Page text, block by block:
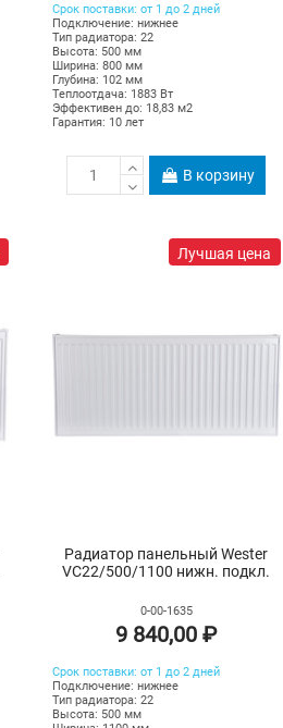
Срок поставки: от 1 до 2 дней
Подключение: нижнее
Тип радиатора: 22
Высота: 500 мм
Ширина: 800 мм
Глубина: 102 мм
Теплоотдача: 1883 Вт
Эффективен до: 18,83 м2
Гарантия: 10 лет
В корзину
Лучшая цена
Радиатор панельный Wester
VC22/500/1100 нижн. подкл.
0-00-1635
9 840,00 ₽
Срок поставки: от 1 до 2 дней
Подключение: нижнее
Тип радиатора: 22
Высота: 500 мм